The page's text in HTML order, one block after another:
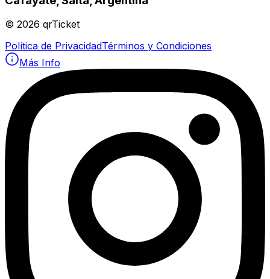
© 2026 qrTicket
Política de PrivacidadTérminos y Condiciones
Más Info